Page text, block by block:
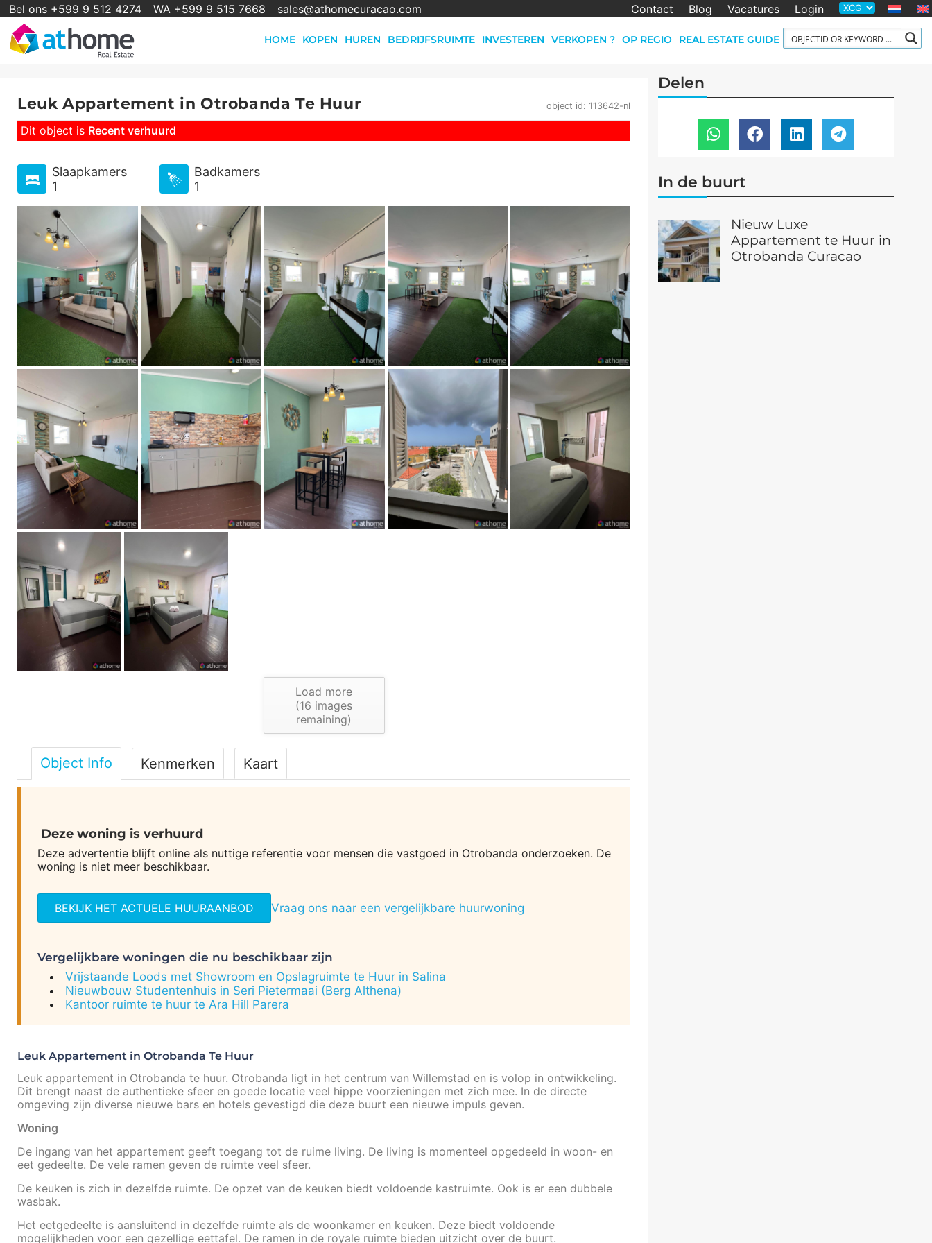
Bel ons +599 9 512 4274 WA +599 9 515 7668 sales@athomecuracao.com Contact Blog Vacatures Login
HOME KOPEN HUREN BEDRIJFSRUIMTE INVESTEREN VERKOPEN ? OP REGIO REAL ESTATE GUIDE
Leuk Appartement in Otrobanda Te Huur object id: 113642-nl
Dit object is Recent verhuurd
Slaapkamers
1
Badkamers
1
Load more
(16 images
remaining)
Object Info Kenmerken Kaart
Deze woning is verhuurd
Deze advertentie blijft online als nuttige referentie voor mensen die vastgoed in Otrobanda onderzoeken. De
woning is niet meer beschikbaar.
BEKIJK HET ACTUELE HUURAANBOD Vraag ons naar een vergelijkbare huurwoning
Vergelijkbare woningen die nu beschikbaar zijn
Vrijstaande Loods met Showroom en Opslagruimte te Huur in Salina
Nieuwbouw Studentenhuis in Seri Pietermaai (Berg Althena)
Kantoor ruimte te huur te Ara Hill Parera
Leuk Appartement in Otrobanda Te Huur
Leuk appartement in Otrobanda te huur. Otrobanda ligt in het centrum van Willemstad en is volop in ontwikkeling.
Dit brengt naast de authentieke sfeer en goede locatie veel hippe voorzieningen met zich mee. In de directe
omgeving zijn diverse nieuwe bars en hotels gevestigd die deze buurt een nieuwe impuls geven.
Woning
De ingang van het appartement geeft toegang tot de ruime living. De living is momenteel opgedeeld in woon- en
eet gedeelte. De vele ramen geven de ruimte veel sfeer.
De keuken is zich in dezelfde ruimte. De opzet van de keuken biedt voldoende kastruimte. Ook is er een dubbele
wasbak.
Het eetgedeelte is aansluitend in dezelfde ruimte als de woonkamer en keuken. Deze biedt voldoende
mogelijkheden voor een gezellige eettafel. De ramen in de royale ruimte bieden uitzicht over de buurt.
Delen
In de buurt
Nieuw Luxe
Appartement te Huur in
Otrobanda Curacao